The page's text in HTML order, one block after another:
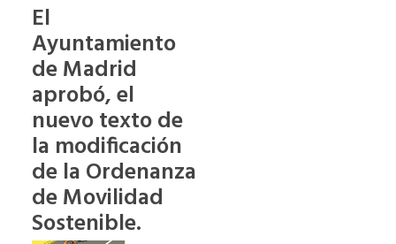
El
Ayuntamiento
de Madrid
aprobó, el
nuevo texto de
la modificación
de la Ordenanza
de Movilidad
Sostenible.